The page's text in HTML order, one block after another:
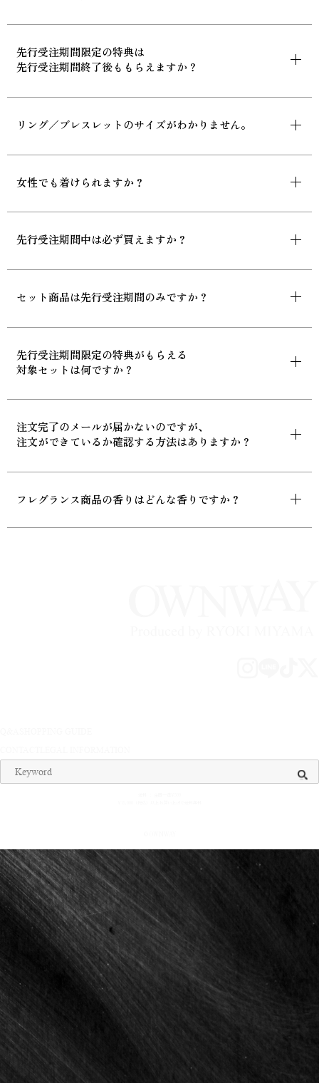
先行受注期間限定の特典は
先行受注期間終了後ももらえますか？
リング／ブレスレットのサイズがわかりません。
女性でも着けられますか？
先行受注期間中は必ず買えますか？
セット商品は先行受注期間のみですか？
先行受注期間限定の特典がもらえる
対象セットは何ですか？
注文完了のメールが届かないのですが、
注文ができているか確認する方法はありますか？​​
フレグランス商品の香りはどんな香りですか？